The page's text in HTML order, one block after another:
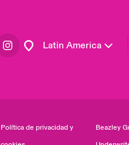
Latin America
Política de privacidad y
Beazley